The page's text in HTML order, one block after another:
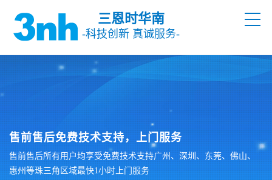
三恩时华南
-科技创新 真诚服务-
售前售后免费技术支持，上门服务
售前售后所有用户均享受免费技术支持广州、深圳、东莞、佛山、
惠州等珠三角区域最快1小时上门服务